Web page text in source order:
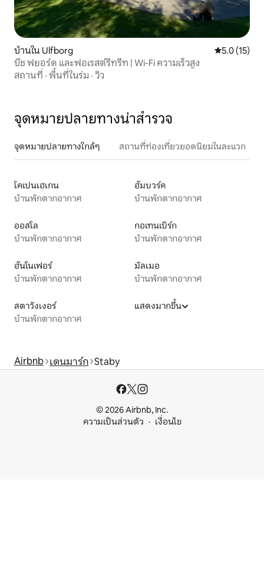
บ้านใน Ulfborg คะแนนเฉลี่ย
5.0 (15)
บีช ฟยอร์ด และฟอเรสต์รีทรีท | Wi-Fi ความเร็วสูง
สถานที่ · พื้นที่ในร่ม · วิว
จุดหมายปลายทางน่าสำรวจ
จุดหมายปลายทางใกล้ๆ สถานที่ท่องเที่ยวยอดนิยมในละแวก
โคเปนเฮเกน
บ้านพักตากอากาศ
ฮัมบวร์ค
บ้านพักตากอากาศ
ออสโล
บ้านพักตากอากาศ
กอเทนเบิร์ก
บ้านพักตากอากาศ
ฮันโนเฟอร์
บ้านพักตากอากาศ
มัลเมอ
บ้านพักตากอากาศ
สตาวังเงอร์
บ้านพักตากอากาศ
แสดงมากขึ้น
Airbnb เดนมาร์ก Staby
© 2026 Airbnb, Inc.
ความเป็นส่วนตัว
เงื่อนไข